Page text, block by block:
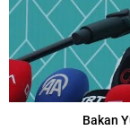
Bakan